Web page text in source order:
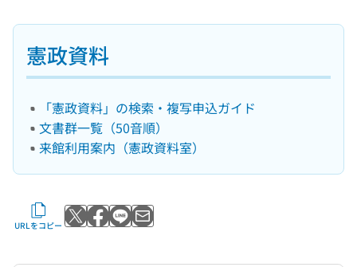
憲政資料
「憲政資料」の検索・複写申込ガイド
文書群一覧（50音順）
来館利用案内（憲政資料室）
URLをコピー Xでポストする
Facebookでシェアする
LINEで送る
メールで送る